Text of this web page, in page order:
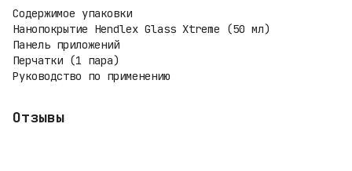
Содержимое упаковки
Нанопокрытие Hendlex Glass Xtreme (50 мл)
Панель приложений
Перчатки (1 пара)
Руководство по применению
Отзывы